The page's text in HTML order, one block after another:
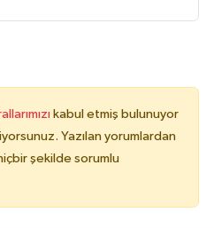
kabul etmiş bulunuyor
Yazılan yorumlardan
şekilde sorumlu